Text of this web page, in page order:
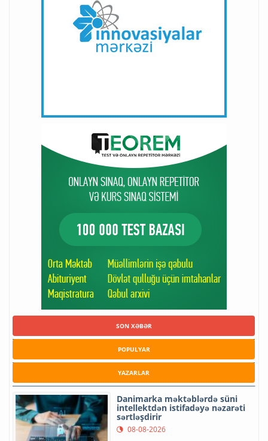
SON XƏBƏR
POPULYAR
YAZARLAR
Danimarka məktəblərdə süni
intellektdən istifadəyə nəzarəti
sərtləşdirir
08-08-2026